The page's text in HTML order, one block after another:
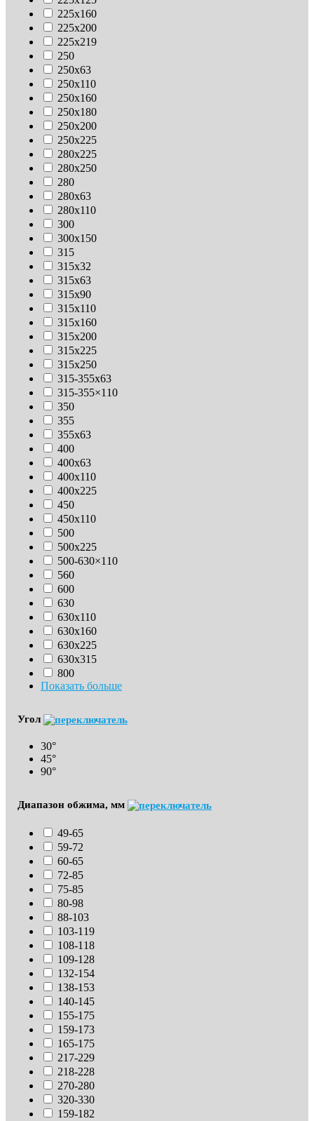
225х160
225х200
225х219
250
250х63
250х110
250х160
250х180
250х200
250х225
280х225
280х250
280
280х63
280х110
300
300х150
315
315х32
315х63
315х90
315х110
315х160
315х200
315х225
315х250
315-355х63
315-355×110
350
355
355х63
400
400х63
400х110
400х225
450
450х110
500
500х225
500-630×110
560
600
630
630х110
630x160
630х225
630х315
800
Показать больше
Угол
30°
45°
90°
Диапазон обжима, мм
49-65
59-72
60-65
72-85
75-85
80-98
88-103
103-119
108-118
109-128
132-154
138-153
140-145
155-175
159-173
165-175
217-229
218-228
270-280
320-330
159-182